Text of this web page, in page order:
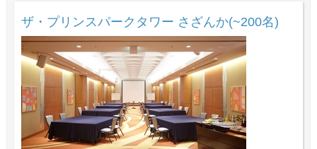
ザ・プリンスパークタワー さざんか(~200名)